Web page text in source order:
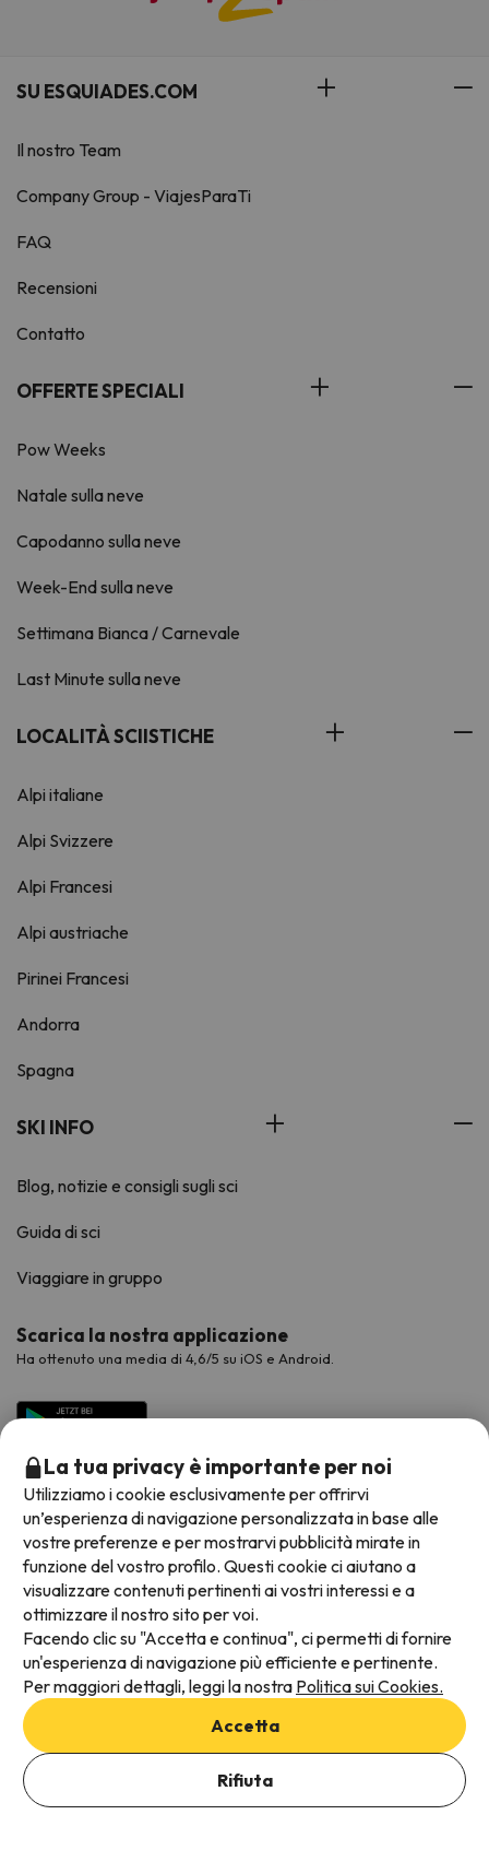
Aggiungi date per verificare la disponibilità
Seleziona Date di prenotazione
SU ESQUIADES.COM
Il nostro Team
Company Group - ViajesParaTi
FAQ
Recensioni
Contatto
OFFERTE SPECIALI
Pow Weeks
Natale sulla neve
Capodanno sulla neve
Week-End sulla neve
Settimana Bianca / Carnevale
Last Minute sulla neve
LOCALITÀ SCIISTICHE
Alpi italiane
Alpi Svizzere
Alpi Francesi
Alpi austriache
Pirinei Francesi
Andorra
Spagna
SKI INFO
Blog, notizie e consigli sugli sci
Guida di sci
Viaggiare in gruppo
Scarica la nostra applicazione
Ha ottenuto una media di 4,6/5 su iOS e Android.
Metodi di pagamento disponibili
Termini e condizioni generali
Protezione dei dati
Informativa sui cookie
La tua privacy è importante per noi
Utilizziamo i cookie esclusivamente per offrirvi
un’esperienza di navigazione personalizzata in base alle
vostre preferenze e per mostrarvi pubblicità mirate in
funzione del vostro profilo. Questi cookie ci aiutano a
visualizzare contenuti pertinenti ai vostri interessi e a
ottimizzare il nostro sito per voi.
Facendo clic su "Accetta e continua", ci permetti di fornire
un'esperienza di navigazione più efficiente e pertinente.
Per maggiori dettagli, leggi la nostra Politica sui Cookies.
Accetta
Rifiuta